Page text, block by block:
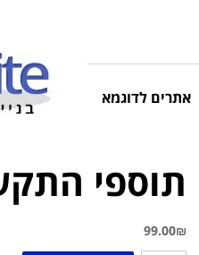
אתרים לדוגמא
תוספי
99.00₪